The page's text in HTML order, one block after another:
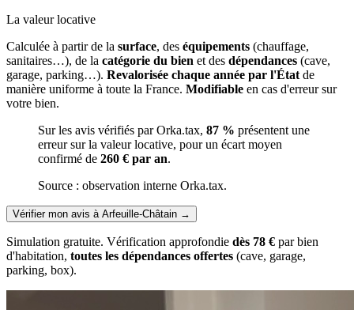
La valeur locative
Calculée à partir de la surface, des équipements (chauffage,
sanitaires…), de la catégorie du bien et des dépendances (cave,
garage, parking…). Revalorisée chaque année par l'État de
manière uniforme à toute la France. Modifiable en cas d'erreur sur
votre bien.
Sur les avis vérifiés par Orka.tax, 87 % présentent une
erreur sur la valeur locative, pour un écart moyen
confirmé de 260 € par an.
Source : observation interne Orka.tax.
Vérifier mon avis à Arfeuille-Châtain →
Simulation gratuite. Vérification approfondie dès 78 € par bien
d'habitation, toutes les dépendances offertes (cave, garage,
parking, box).